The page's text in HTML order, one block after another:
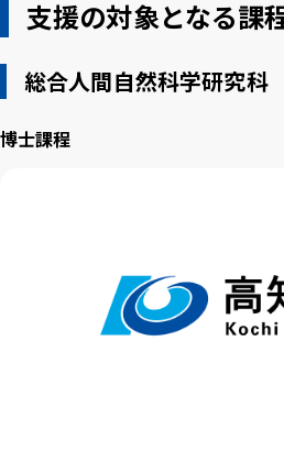
支援の対象となる課
総合人間自然科学研究科
博士課程